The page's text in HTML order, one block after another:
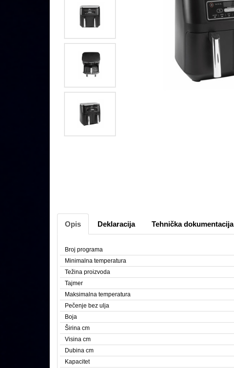
Opis Deklaracija Tehnička dokumentacija
Broj programa
Minimalna temperatura
Težina proizvoda
Tajmer
Maksimalna temperatura
Pečenje bez ulja
Boja
Širina cm
Visina cm
Dubina cm
Kapacitet